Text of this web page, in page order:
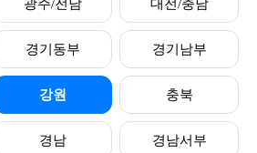
광주/전남 대전/충남
경기동부 경기남부
강원 충북
경남 경남서부